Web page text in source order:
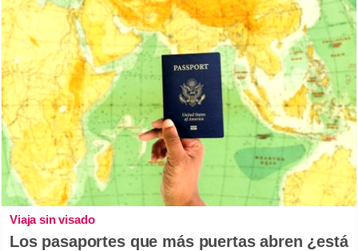
Viaja sin visado
Los pasaportes que más puertas abren ¿está